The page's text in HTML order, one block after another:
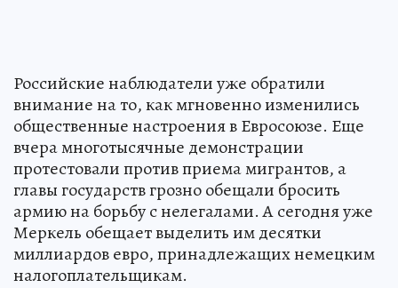
Российские наблюдатели уже обратили
внимание на то, как мгновенно изменились
общественные настроения в Евросоюзе. Еще
вчера многотысячные демонстрации
протестовали против приема мигрантов, а
главы государств грозно обещали бросить
армию на борьбу с нелегалами. А сегодня уже
Меркель обещает выделить им десятки
миллиардов евро, принадлежащих немецким
налогоплательщикам.